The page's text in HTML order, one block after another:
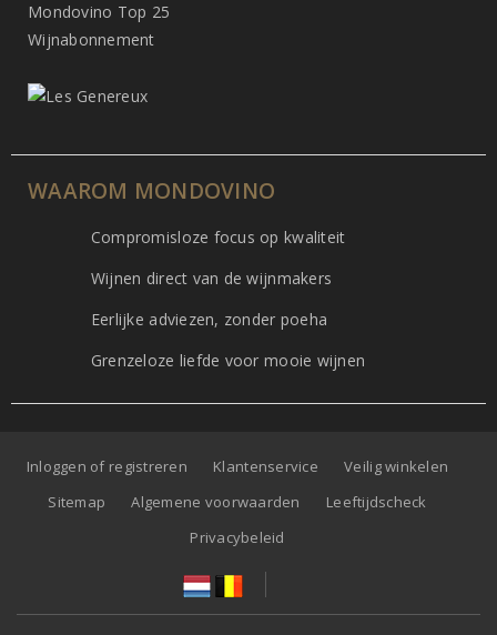
Mondovino Top 25
Wijnabonnement
WAAROM MONDOVINO
Compromisloze focus op kwaliteit
Wijnen direct van de wijnmakers
Eerlijke adviezen, zonder poeha
Grenzeloze liefde voor mooie wijnen
Inloggen of registreren Klantenservice
Veilig winkelen
Sitemap
Algemene voorwaarden
Leeftijdscheck
Privacybeleid